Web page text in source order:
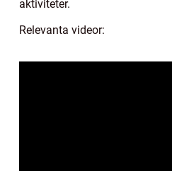
aktiviteter.
Relevanta videor: